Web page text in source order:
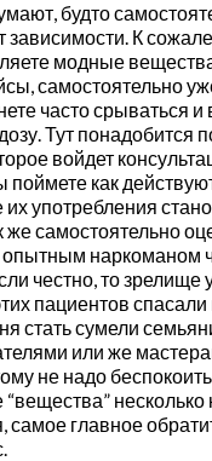
будто
зависимости. К
модные
самостоятельно
часто срываться и
Тут понадобится
войдет
поймете как
употребления
же самостоятельно
опытным наркоманом
честно, то зрелище
пациентов спасали
стать сумели
или же
не надо
“вещества” несколько
самое главное